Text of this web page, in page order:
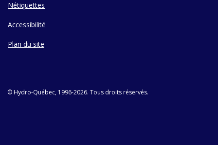
Nétiquettes
Accessibilité
Plan du site
© Hydro-Québec, 1996-2026. Tous droits réservés.